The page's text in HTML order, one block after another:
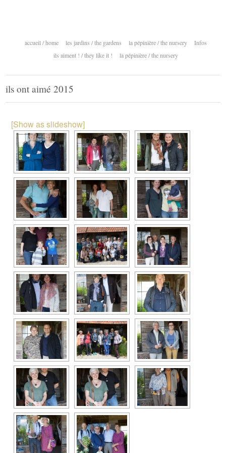
accueil / home les jardins / the gardens la pépinière / the nursery
Infos
ils aiment ! / they like it !
la pépinière / the nursery
ils ont aimé 2015
[Show as slideshow]